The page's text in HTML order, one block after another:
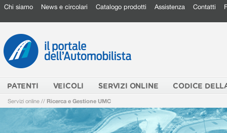
Chi siamo News e circolari Catalogo prodotti Assistenza Contatti
PATENTI VEICOLI SERVIZI ONLINE CODICE
Servizi online // Ricerca e Gestione UMC